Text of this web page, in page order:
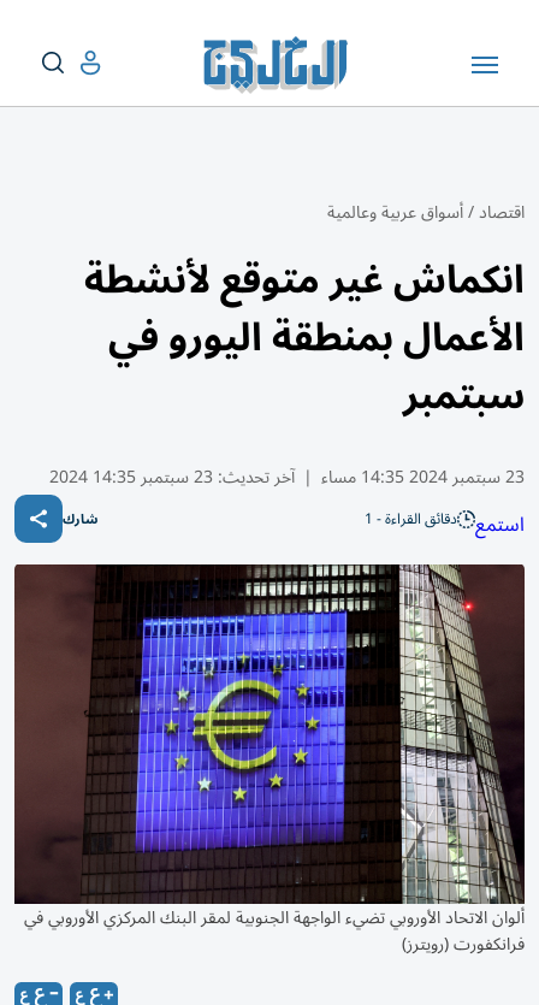
اقتصاد/أسواق عربية وعالمية
انكماش غير متوقع لأنشطة
الأعمال بمنطقة اليورو في
سبتمبر
23 سبتمبر 2024 14:35 مساء | آخر تحديث: 23 سبتمبر 14:35 2024
استمع دقائق القراءة - 1 شارك
ألوان الاتحاد الأوروبي تضيء الواجهة الجنوبية لمقر البنك المركزي الأوروبي في
فرانكفورت (رويترز)